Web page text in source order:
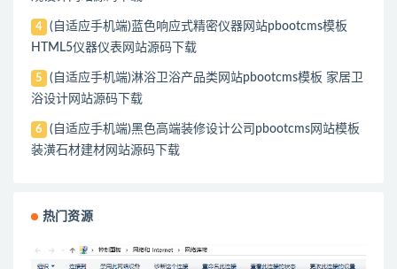
4
(自适应手机端)蓝色响应式精密仪器网站pbootcms模板
HTML5仪器仪表网站源码下载
5
(自适应手机端)淋浴卫浴产品类网站pbootcms模板 家居卫
浴设计网站源码下载
6
(自适应手机端)黑色高端装修设计公司pbootcms网站模板
装潢石材建材网站源码下载
热门资源